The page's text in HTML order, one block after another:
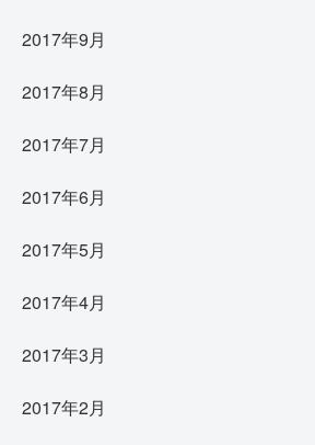
2017年9月
2017年8月
2017年7月
2017年6月
2017年5月
2017年4月
2017年3月
2017年2月